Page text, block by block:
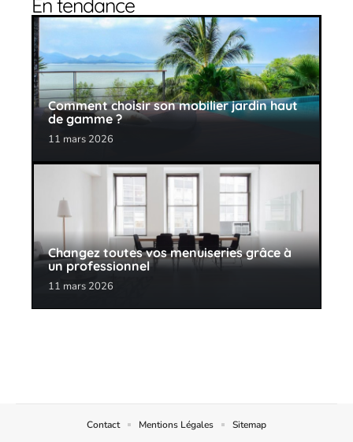
En tendance
Comment choisir son mobilier jardin haut
de gamme ?
11 mars 2026
Changez toutes vos menuiseries grâce à
un professionnel
11 mars 2026
Contact Mentions Légales Sitemap